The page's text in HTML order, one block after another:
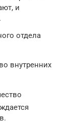
и
отдела
внутренних